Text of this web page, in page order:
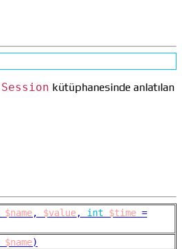
Session kütüphanesinde anlatılan
$name, $value, int $time =
$name)